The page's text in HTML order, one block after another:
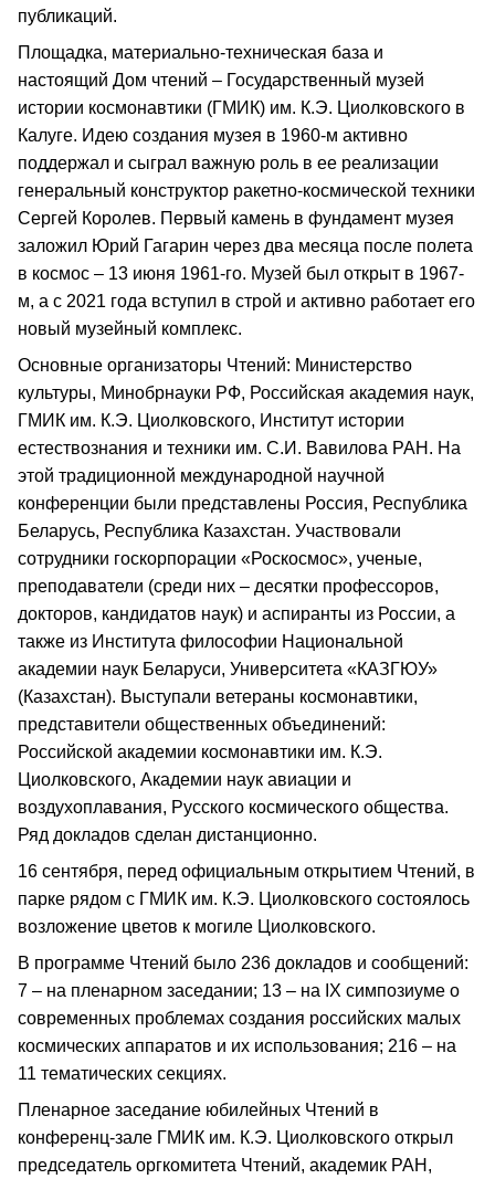
публикаций.
Площадка, материально-техническая база и
настоящий Дом чтений – Государственный музей
истории космонавтики (ГМИК) им. К.Э. Циолковского в
Калуге. Идею создания музея в 1960-м активно
поддержал и сыграл важную роль в ее реализации
генеральный конструктор ракетно-космической техники
Сергей Королев. Первый камень в фундамент музея
заложил Юрий Гагарин через два месяца после полета
в космос – 13 июня 1961-го. Музей был открыт в 1967-
м, а с 2021 года вступил в строй и активно работает его
новый музейный комплекс.
Основные организаторы Чтений: Министерство
культуры, Минобрнауки РФ, Российская академия наук,
ГМИК им. К.Э. Циолковского, Институт истории
естествознания и техники им. С.И. Вавилова РАН. На
этой традиционной международной научной
конференции были представлены Россия, Республика
Беларусь, Республика Казахстан. Участвовали
сотрудники госкорпорации «Роскосмос», ученые,
преподаватели (среди них – десятки профессоров,
докторов, кандидатов наук) и аспиранты из России, а
также из Института философии Национальной
академии наук Беларуси, Университета «КАЗГЮУ»
(Казахстан). Выступали ветераны космонавтики,
представители общественных объединений:
Российской академии космонавтики им. К.Э.
Циолковского, Академии наук авиации и
воздухоплавания, Русского космического общества.
Ряд докладов сделан дистанционно.
16 сентября, перед официальным открытием Чтений, в
парке рядом с ГМИК им. К.Э. Циолковского состоялось
возложение цветов к могиле Циолковского.
В программе Чтений было 236 докладов и сообщений:
7 – на пленарном заседании; 13 – на IX симпозиуме о
современных проблемах создания российских малых
космических аппаратов и их использования; 216 – на
11 тематических секциях.
Пленарное заседание юбилейных Чтений в
конференц-зале ГМИК им. К.Э. Циолковского открыл
председатель оргкомитета Чтений, академик РАН,